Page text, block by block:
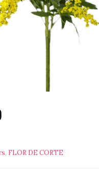
, FLOR DE CORTE